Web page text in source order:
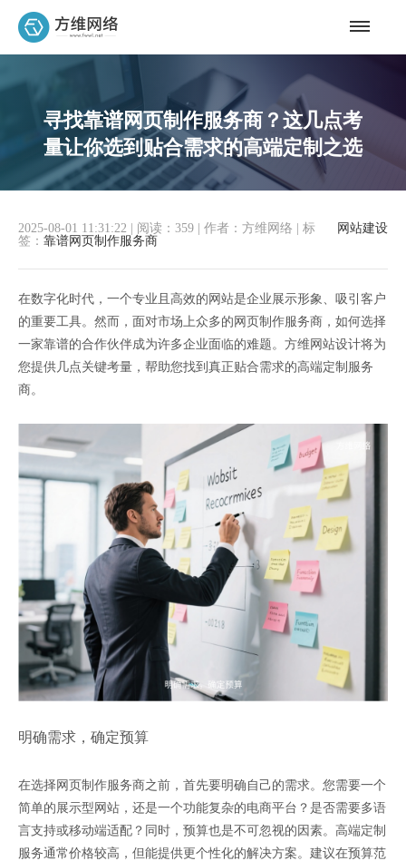
寻找靠谱网页制作服务商？这几点考
量让你选到贴合需求的高端定制之选
网站建设
2025-08-01 11:31:22 阅读：359 作者：方维网络
标
签： 靠谱网页制作服务商
在数字化时代，一个专业且高效的网站是企业展示形象、吸引客户
的重要工具。然而，面对市场上众多的网页制作服务商，如何选择
一家靠谱的合作伙伴成为许多企业面临的难题。方维网站设计将为
您提供几点关键考量，帮助您找到真正贴合需求的高端定制服务
商。
明确需求，确定预算
在选择网页制作服务商之前，首先要明确自己的需求。您需要一个
简单的展示型网站，还是一个功能复杂的电商平台？是否需要多语
言支持或移动端适配？同时，预算也是不可忽视的因素。高端定制
服务通常价格较高，但能提供更个性化的解决方案。建议在预算范